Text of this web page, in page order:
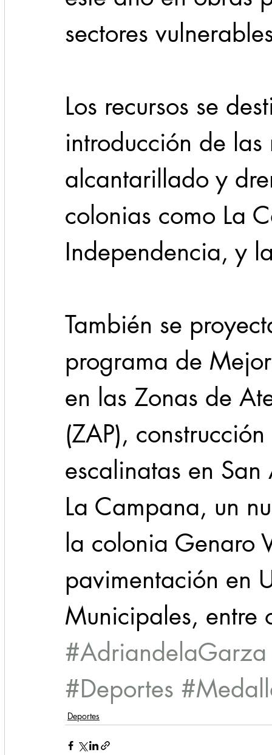
sectores
Los recursos se
introducción de
alcantarillado y
colonias como La
Independencia, y
También se
programa de
en las Zonas de
(ZAP),
escalinatas en
La Campana, un
la colonia Genaro
pavimentación en
Municipales, entre
#AdriandelaGarza
#Deportes
Deportes